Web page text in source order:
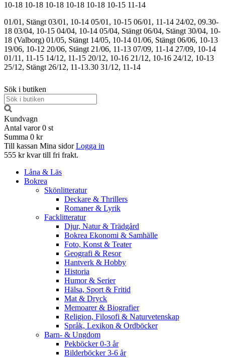
10-18 10-18 10-18 10-18 10-18 10-15 11-14
01/01, Stängt 03/01, 10-14 05/01, 10-15 06/01, 11-14 24/02, 09.30-
18 03/04, 10-15 04/04, 10-14 05/04, Stängt 06/04, Stängt 30/04, 10-
18 (Valborg) 01/05, Stängt 14/05, 10-14 01/06, Stängt 06/06, 10-13
19/06, 10-12 20/06, Stängt 21/06, 11-13 07/09, 11-14 27/09, 10-14
01/11, 11-15 14/12, 11-15 20/12, 10-16 21/12, 10-16 24/12, 10-13
25/12, Stängt 26/12, 11-13.30 31/12, 11-14
Sök i butiken
Kundvagn
Antal varor 0 st
Summa 0 kr
Till kassan Mina sidor Logga in
555 kr kvar till fri frakt.
Låna & Läs
Bokrea
Skönlitteratur
Deckare & Thrillers
Romaner & Lyrik
Facklitteratur
Djur, Natur & Trädgård
Bokrea Ekonomi & Samhälle
Foto, Konst & Teater
Geografi & Resor
Hantverk & Hobby
Historia
Humor & Serier
Hälsa, Sport & Fritid
Mat & Dryck
Memoarer & Biografier
Religion, Filosofi & Naturvetenskap
Språk, Lexikon & Ordböcker
Barn- & Ungdom
Pekböcker 0-3 år
Bilderböcker 3-6 år